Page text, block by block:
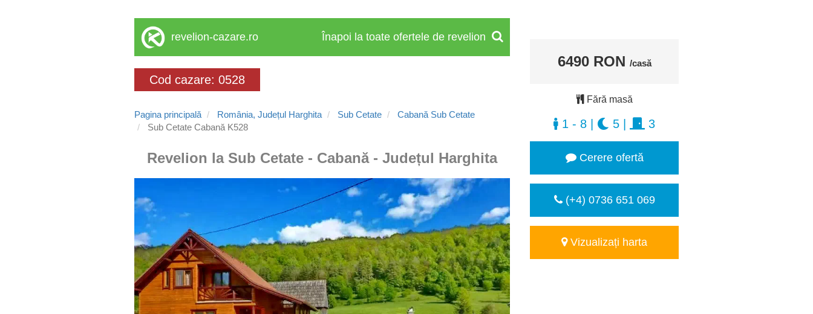
revelion-cazare.ro Înapoi la toate ofertele de revelion
Cod cazare: 0528
Pagina principală România, Județul Harghita Sub Cetate
Cabană Sub Cetate
Sub Cetate Cabană K528
Revelion la Sub Cetate - Cabană - Județul Harghita
6490 RON /casă
Fără masă
1 - 8 5 3
Cerere ofertă
(+4) 0736 651 069
Vizualizați harta